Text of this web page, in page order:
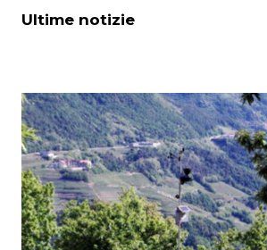
Ultime notizie